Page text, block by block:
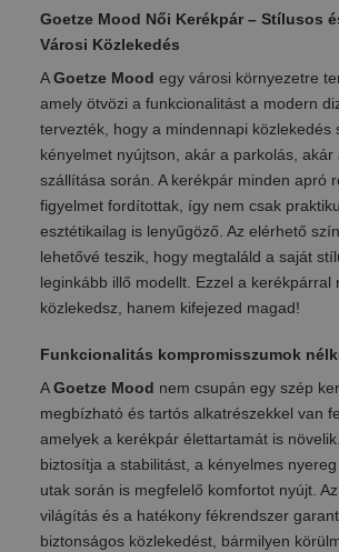
Goetze Mood Női Kerékpár – Stílusos
Városi Közlekedés
AGoetze Mood egy városi környezetre
amely ötvözi a funkcionalitást a modern
tervezték, hogy a mindennapi közlekedés
kényelmet nyújtson, akár a parkolás, akár
szállítása során. A kerékpár minden apró
figyelmet fordítottak, így nem csak
esztétikailag is lenyűgöző. Az elérhető
lehetővé teszik, hogy megtaláld a saját
leginkább illő modellt. Ezzel a kerékpárral
közlekedsz, hanem kifejezed magad!
Funkcionalitás kompromisszumok
AGoetze Mood nem csupán egy szép
megbízható és tartós alkatrészekkel van
amelyek a kerékpár élettartamát is
biztosítja a stabilitást, a kényelmes
utak során is megfelelő komfortot nyújt.
világítás és a hatékony fékrendszer
biztonságos közlekedést, bármilyen